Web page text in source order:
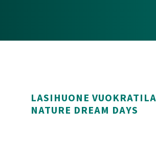
LASIHUONE
NATURE DREAM DAYS